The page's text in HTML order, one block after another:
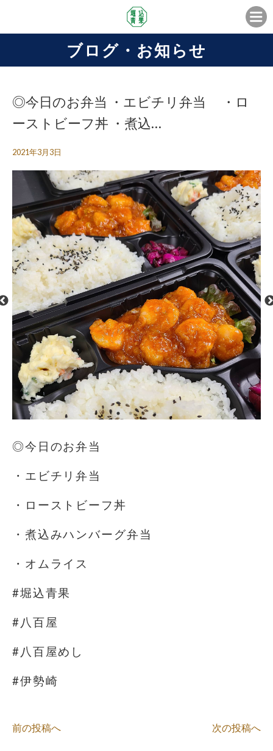
ブログ・お知らせ
◎今日のお弁当 ・エビチリ弁当 ・ロ
ーストビーフ丼 ・煮込…
2021年3月3日
◎今日のお弁当
・エビチリ弁当
・ローストビーフ丼
・煮込みハンバーグ弁当
・オムライス
#堀込青果
#八百屋
#八百屋めし
#伊勢崎
前の投稿へ 次の投稿へ